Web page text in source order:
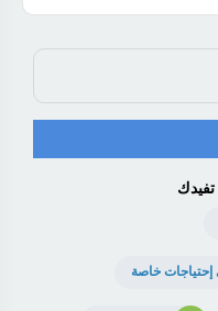
إحتياجات خاصة